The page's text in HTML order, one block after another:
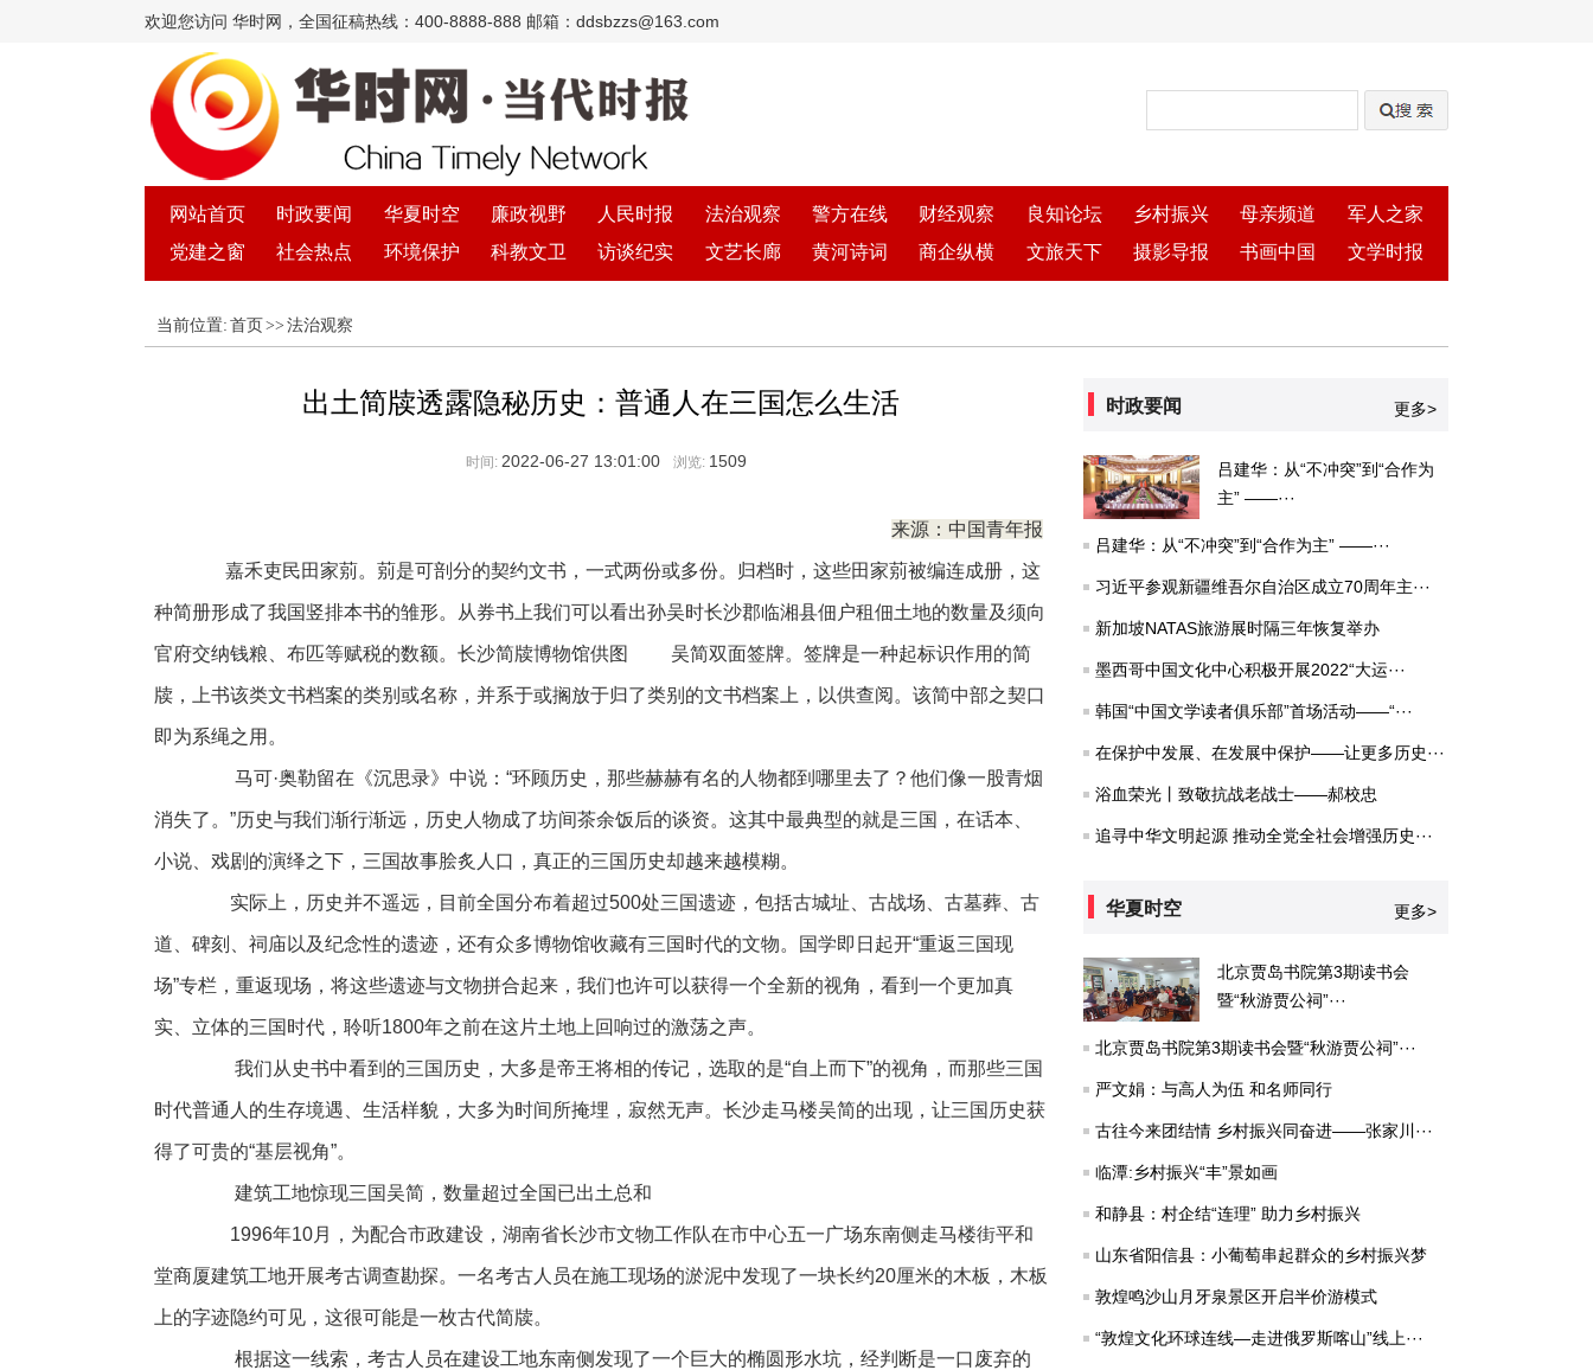
欢迎您访问 华时网，全国征稿热线：400-8888-888 邮箱：ddsbzzs@163.com
网站首页 时政要闻 华夏时空 廉政视野 人民时报 法治观察 警方在线 财经观察 良知论坛 乡村振兴 母亲频道
军人之家
党建之窗
社会热点 环境保护 科教文卫 访谈纪实 文艺长廊 黄河诗词 商企纵横 文旅天下 摄影导报 书画中国 文学时报
当前位置: 首页 >> 法治观察
出土简牍透露隐秘历史：普通人在三国怎么生活
时间: 2022-06-27 13:01:00 浏览: 1509
来源：中国青年报
嘉禾吏民田家莂。莂是可剖分的契约文书，一式两份或多份。归档时，这些田家莂被编连成册，这
种简册形成了我国竖排本书的雏形。从券书上我们可以看出孙吴时长沙郡临湘县佃户租佃土地的数量及须向
官府交纳钱粮、布匹等赋税的数额。长沙简牍博物馆供图 吴简双面签牌。签牌是一种起标识作用的简
牍，上书该类文书档案的类别或名称，并系于或搁放于归了类别的文书档案上，以供查阅。该简中部之契口
即为系绳之用。
马可·奥勒留在《沉思录》中说：“环顾历史，那些赫赫有名的人物都到哪里去了？他们像一股青烟
消失了。”历史与我们渐行渐远，历史人物成了坊间茶余饭后的谈资。这其中最典型的就是三国，在话本、
小说、戏剧的演绎之下，三国故事脍炙人口，真正的三国历史却越来越模糊。
实际上，历史并不遥远，目前全国分布着超过500处三国遗迹，包括古城址、古战场、古墓葬、古
道、碑刻、祠庙以及纪念性的遗迹，还有众多博物馆收藏有三国时代的文物。国学即日起开“重返三国现
场”专栏，重返现场，将这些遗迹与文物拼合起来，我们也许可以获得一个全新的视角，看到一个更加真
实、立体的三国时代，聆听1800年之前在这片土地上回响过的激荡之声。
我们从史书中看到的三国历史，大多是帝王将相的传记，选取的是“自上而下”的视角，而那些三国
时代普通人的生存境遇、生活样貌，大多为时间所掩埋，寂然无声。长沙走马楼吴简的出现，让三国历史获
得了可贵的“基层视角”。
建筑工地惊现三国吴简，数量超过全国已出土总和
1996年10月，为配合市政建设，湖南省长沙市文物工作队在市中心五一广场东南侧走马楼街平和
堂商厦建筑工地开展考古调查勘探。一名考古人员在施工现场的淤泥中发现了一块长约20厘米的木板，木板
上的字迹隐约可见，这很可能是一枚古代简牍。
根据这一线索，考古人员在建设工地东南侧发现了一个巨大的椭圆形水坑，经判断是一口废弃的
时政要闻 更多>
吕建华：从“不冲突”到“合作为
主” ——···
吕建华：从“不冲突”到“合作为主” ——···
习近平参观新疆维吾尔自治区成立70周年主···
新加坡NATAS旅游展时隔三年恢复举办
墨西哥中国文化中心积极开展2022“大运···
韩国“中国文学读者俱乐部”首场活动——“···
在保护中发展、在发展中保护——让更多历史···
浴血荣光丨致敬抗战老战士——郝校忠
追寻中华文明起源 推动全党全社会增强历史···
华夏时空 更多>
北京贾岛书院第3期读书会
暨“秋游贾公祠”···
北京贾岛书院第3期读书会暨“秋游贾公祠”···
严文娟：与高人为伍 和名师同行
古往今来团结情 乡村振兴同奋进——张家川···
临潭:乡村振兴“丰”景如画
和静县：村企结“连理” 助力乡村振兴
山东省阳信县：小葡萄串起群众的乡村振兴梦
敦煌鸣沙山月牙泉景区开启半价游模式
“敦煌文化环球连线—走进俄罗斯喀山”线上···